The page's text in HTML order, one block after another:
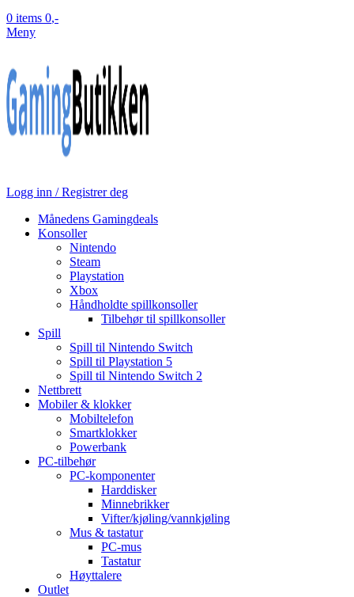
0 items 0,-
Meny
Logg inn / Registrer deg
Månedens Gamingdeals
Konsoller
Nintendo
Steam
Playstation
Xbox
Håndholdte spillkonsoller
Tilbehør til spillkonsoller
Spill
Spill til Nintendo Switch
Spill til Playstation 5
Spill til Nintendo Switch 2
Nettbrett
Mobiler & klokker
Mobiltelefon
Smartklokker
Powerbank
PC-tilbehør
PC-komponenter
Harddisker
Minnebrikker
Vifter/kjøling/vannkjøling
Mus & tastatur
PC-mus
Tastatur
Høyttalere
Outlet